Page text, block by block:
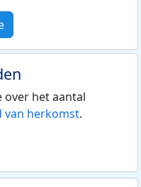
het aantal
van herkomst.